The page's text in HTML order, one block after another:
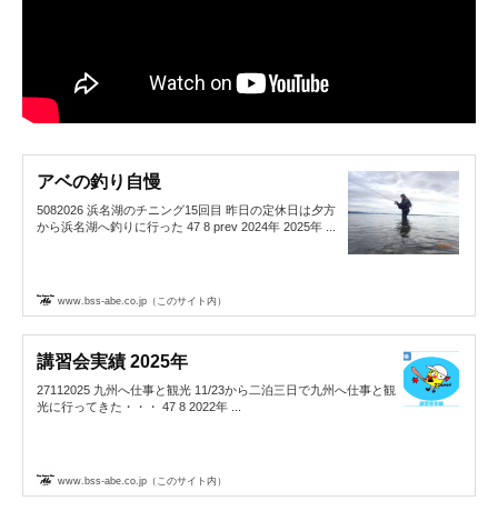
アベの釣り自慢
5082026 浜名湖のチニング15回目 昨日の定休日は夕方
から浜名湖へ釣りに行った 47 8 prev 2024年 2025年 ...
www.bss-abe.co.jp（このサイト内）
講習会実績 2025年
27112025 九州へ仕事と観光 11/23から二泊三日で九州へ仕事と観
光に行ってきた・・・ 47 8 2022年 ...
www.bss-abe.co.jp（このサイト内）